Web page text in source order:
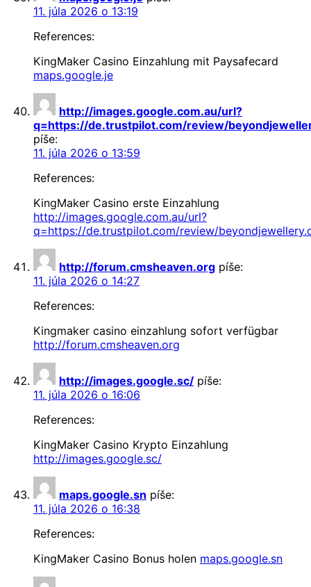
11. júla 2026 o 13:19
References:
KingMaker Casino Einzahlung mit Paysafecard
maps.google.je
http://images.google.com.au/url?
q=https://de.trustpilot.com/review/
píše:
11. júla 2026 o 13:59
References:
KingMaker Casino erste Einzahlung
http://images.google.com.au/url?
q=https://de.trustpilot.com/review/
http://forum.cmsheaven.org píše:
11. júla 2026 o 14:27
References:
Kingmaker casino einzahlung sofort verfügbar
http://forum.cmsheaven.org
http://images.google.sc/ píše:
11. júla 2026 o 16:06
References:
KingMaker Casino Krypto Einzahlung
http://images.google.sc/
maps.google.sn píše:
11. júla 2026 o 16:38
References:
KingMaker Casino Bonus holen maps.google.sn